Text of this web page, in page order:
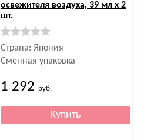
освежителя воздуха, 39 мл х 2
шт.
Страна: Япония
Сменная упаковка
1 292 руб.